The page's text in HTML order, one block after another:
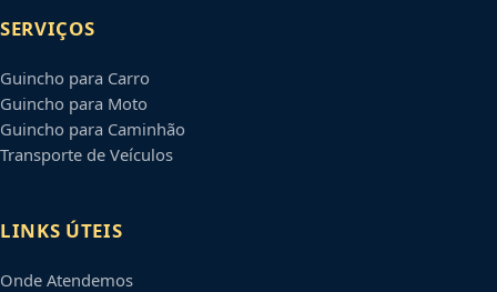
SERVIÇOS
Guincho para Carro
Guincho para Moto
Guincho para Caminhão
Transporte de Veículos
LINKS ÚTEIS
Onde Atendemos